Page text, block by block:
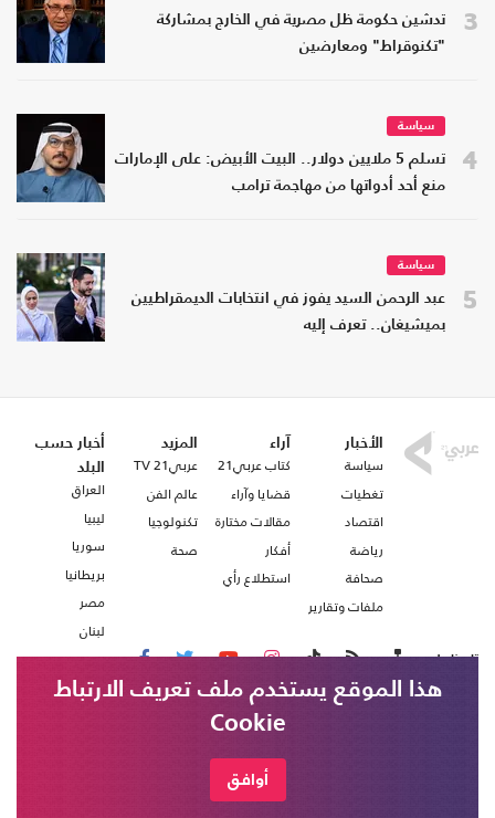
3
تدشين حكومة ظل مصرية في الخارج بمشاركة
"تكنوقراط" ومعارضين
4
سياسة
تسلم 5 ملايين دولار.. البيت الأبيض: على الإمارات
منع أحد أدواتها من مهاجمة ترامب
5
سياسة
عبد الرحمن السيد يفوز في انتخابات الديمقراطيين
بميشيغان.. تعرف إليه
الخارجية الإيرانية: ينبغي ألا تكون أراضي دول
الأخبار
سياسة
تغطيات
اقتصاد
رياضة
صحافة
ملفات وتقارير
آراء
كتاب عربي21
قضايا وآراء
مقالات مختارة
أفكار
استطلاع رأي
المزيد
عربي21 TV
عالم الفن
تكنولوجيا
صحة
أخبار حسب
البلد
العراق
ليبيا
سوريا
بريطانيا
مصر
لبنان
تابعنا على
هذا الموقع يستخدم ملف تعريف الارتباط
Cookie
أوافق